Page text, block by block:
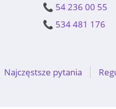
📞 54 236 00 55
📞 534 481 176
Najczęstsze pytania